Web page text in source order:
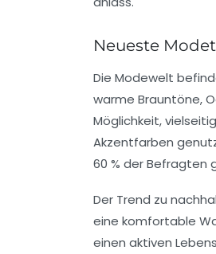
Neueste
Die Modewelt
warme Brauntöne,
Möglichkeit,
Akzentfarben
60 % der Befragten
Der Trend zu
eine komfortable
einen aktiven